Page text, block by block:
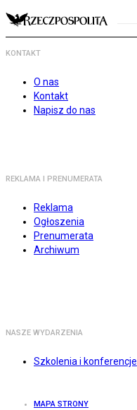
KONTAKT
O nas
Kontakt
Napisz do nas
REKLAMA I PRENUMERATA
Reklama
Ogłoszenia
Prenumerata
Archiwum
NASZE WYDARZENIA
Szkolenia i konferencje
MAPA STRONY